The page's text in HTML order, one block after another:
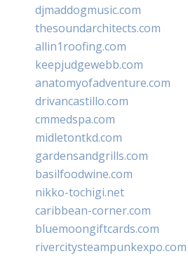
djmaddogmusic.com
thesoundarchitects.com
allin1roofing.com
keepjudgewebb.com
anatomyofadventure.com
drivancastillo.com
cmmedspa.com
midletontkd.com
gardensandgrills.com
basilfoodwine.com
nikko-tochigi.net
caribbean-corner.com
bluemoongiftcards.com
rivercitysteampunkexpo.com